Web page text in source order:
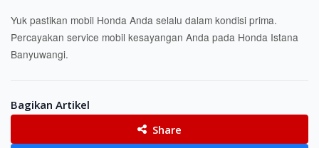
Yuk pastikan mobil Honda Anda selalu dalam kondisi prima.
Percayakan service mobil kesayangan Anda pada Honda Istana
Banyuwangi.
Bagikan Artikel
Share